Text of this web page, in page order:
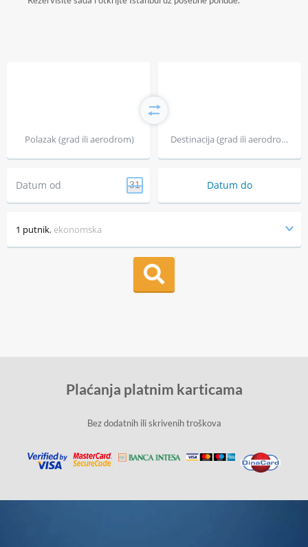
Polazak (grad ili aerodrom) Destinacija (grad ili aerodrom)
Datum od 31 Datum do
1 putnik, ekonomska
Plaćanja platnim karticama
Bez dodatnih ili skrivenih troškova